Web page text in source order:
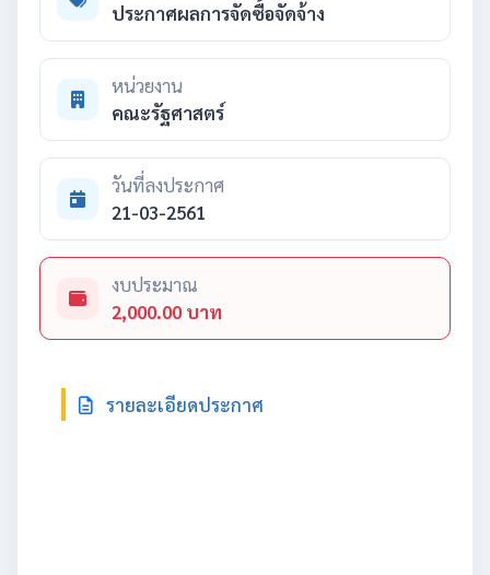
ประกาศผลการจัดซื้อจัดจ้าง
หน่วยงาน
คณะรัฐศาสตร์
วันที่ลงประกาศ
21-03-2561
งบประมาณ
2,000.00 บาท
รายละเอียดประกาศ